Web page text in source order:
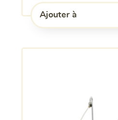
Ajouter à
l'une de mes listes.